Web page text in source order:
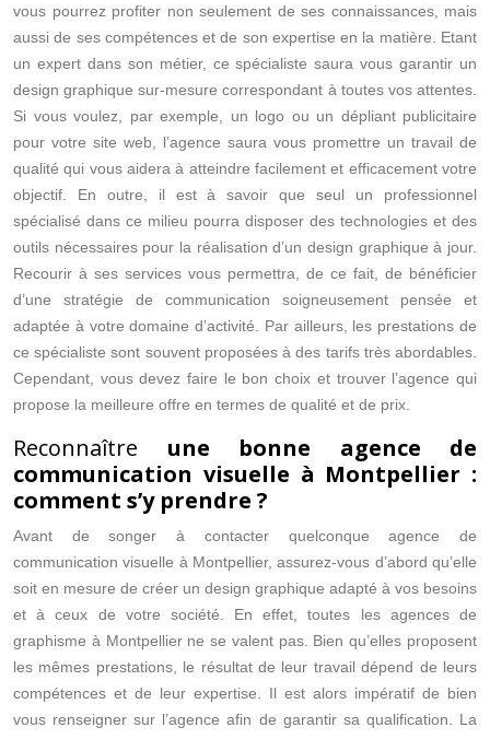
vous pourrez profiter non seulement de ses connaissances, mais
aussi de ses compétences et de son expertise en la matière. Etant
un expert dans son métier, ce spécialiste saura vous garantir un
design graphique sur-mesure correspondant à toutes vos attentes.
Si vous voulez, par exemple, un logo ou un dépliant publicitaire
pour votre site web, l’agence saura vous promettre un travail de
qualité qui vous aidera à atteindre facilement et efficacement votre
objectif. En outre, il est à savoir que seul un professionnel
spécialisé dans ce milieu pourra disposer des technologies et des
outils nécessaires pour la réalisation d’un design graphique à jour.
Recourir à ses services vous permettra, de ce fait, de bénéficier
d’une stratégie de communication soigneusement pensée et
adaptée à votre domaine d’activité. Par ailleurs, les prestations de
ce spécialiste sont souvent proposées à des tarifs très abordables.
Cependant, vous devez faire le bon choix et trouver l’agence qui
propose la meilleure offre en termes de qualité et de prix.
Reconnaître une bonne agence de
communication visuelle à Montpellier :
comment s’y prendre ?
Avant de songer à contacter quelconque agence de
communication visuelle à Montpellier, assurez-vous d’abord qu’elle
soit en mesure de créer un design graphique adapté à vos besoins
et à ceux de votre société. En effet, toutes les agences de
graphisme à Montpellier ne se valent pas. Bien qu’elles proposent
les mêmes prestations, le résultat de leur travail dépend de leurs
compétences et de leur expertise. Il est alors impératif de bien
vous renseigner sur l’agence afin de garantir sa qualification. La